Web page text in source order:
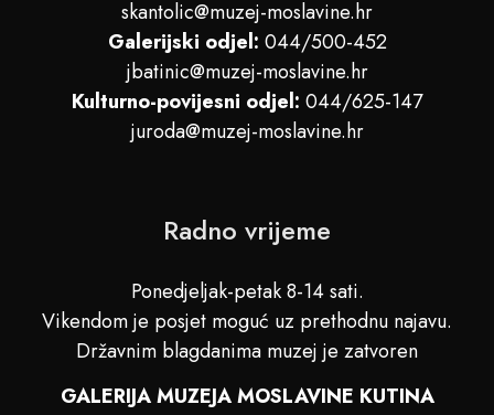
skantolic@muzej-moslavine.hr
Galerijski odjel: 044/500-452
jbatinic@muzej-moslavine.hr
Kulturno-povijesni odjel: 044/625-147
juroda@muzej-moslavine.hr
Radno vrijeme
Ponedjeljak-petak 8-14 sati.
Vikendom je posjet moguć uz prethodnu najavu.
Državnim blagdanima muzej je zatvoren
GALERIJA MUZEJA MOSLAVINE KUTINA